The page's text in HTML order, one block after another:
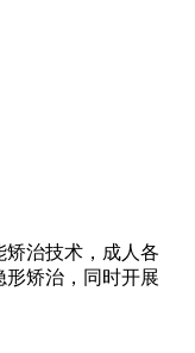
矫治技术，成人各
矫治，同时开展